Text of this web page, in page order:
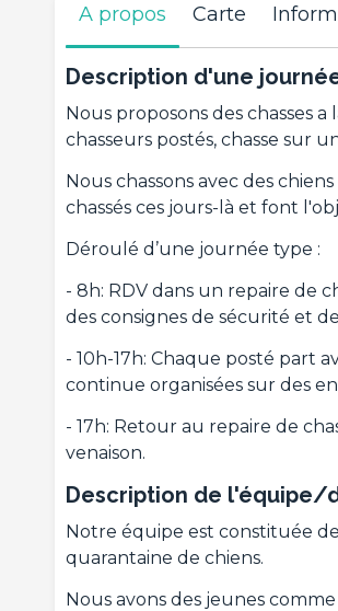
A propos Carte
Description d'une
Nous proposons des chasses
chasseurs postés, chasse sur
Nous chassons avec des
chassés ces jours-là et font
Déroulé d’une journée type :
- 8h: RDV dans un repaire de
des consignes de sécurité et
- 10h-17h: Chaque posté part
continue organisées sur des
- 17h: Retour au repaire de
venaison.
Description de l'équipe/
Notre équipe est constituée
quarantaine de chiens.
Nous avons des jeunes